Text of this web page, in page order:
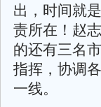
出，时间就
责所在！赵
的还有三名
指挥，协调
一线。